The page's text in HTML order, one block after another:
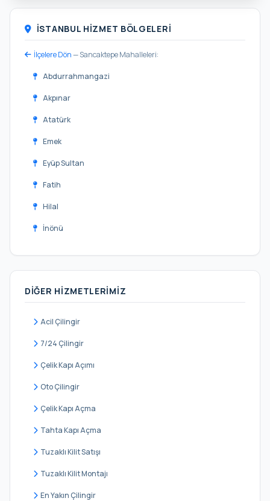
İSTANBUL HIZMET BÖLGELERI
İlçelere Dön— Sancaktepe Mahalleleri:
Abdurrahmangazi
Akpınar
Atatürk
Emek
Eyüp Sultan
Fatih
Hilal
İnönü
Meclis
Merve
DIĞER HIZMETLERIMIZ
Acil Çilingir
7/24 Çilingir
Çelik Kapı Açımı
Oto Çilingir
Çelik Kapı Açma
Tahta Kapı Açma
Tuzaklı Kilit Satışı
Tuzaklı Kilit Montajı
En Yakın Çilingir